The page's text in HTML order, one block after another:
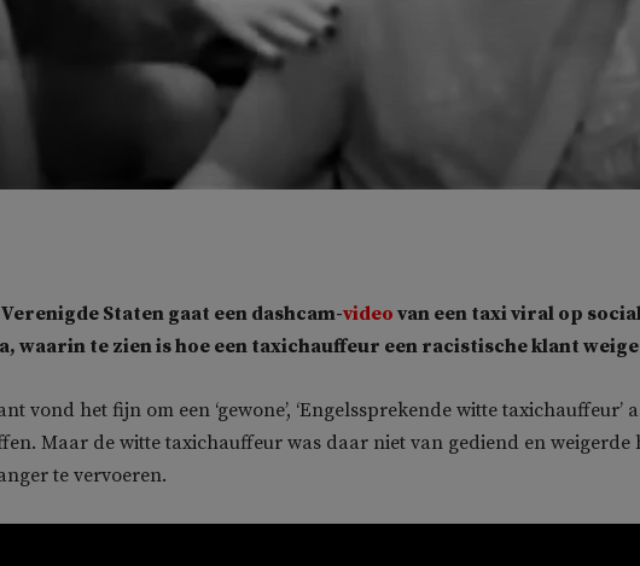
Staten gaat een dashcam-video van een taxi viral op
waarin te zien is hoe een taxichauffeur een racistische klant
vond het fijn om een ‘gewone’, ‘Engelssprekende witte taxichauffeur’
Maar de witte taxichauffeur was daar niet van gediend en weigerde
te vervoeren.